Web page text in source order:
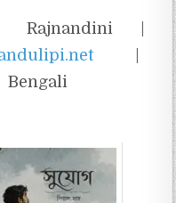
| Rajnandini |
|